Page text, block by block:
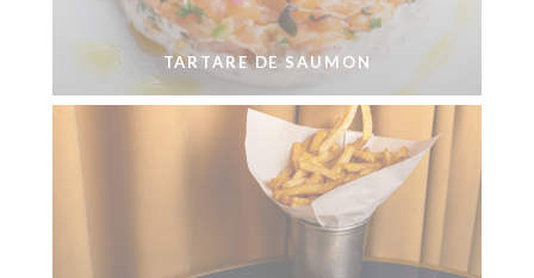
TARTARE DE SAUMON